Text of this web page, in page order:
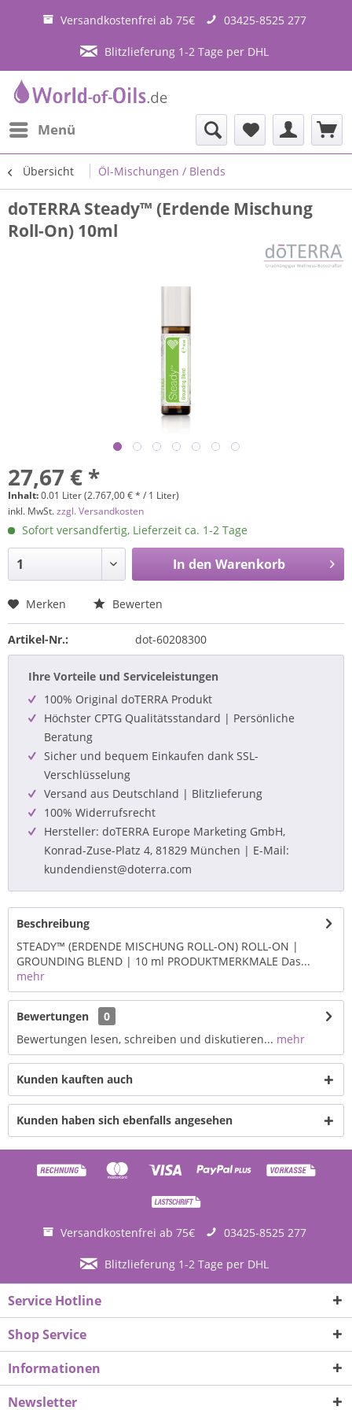
Versandkostenfrei ab 75€ 03425-8525 277
Blitzlieferung 1-2 Tage per DHL
Menü
Übersicht Öl-Mischungen / Blends
doTERRA Steady™ (Erdende Mischung
Roll-On) 10ml
27,67 € *
Inhalt:0.01 Liter (2.767,00 € * / 1 Liter)
inkl. MwSt.zzgl. Versandkosten
Sofort versandfertig, Lieferzeit ca. 1-2 Tage
In den Warenkorb
Merken Bewerten
Artikel-Nr.: dot-60208300
Ihre Vorteile und Serviceleistungen
100% Original doTERRA Produkt
Höchster CPTG Qualitätsstandard | Persönliche
Beratung
Sicher und bequem Einkaufen dank SSL-
Verschlüsselung
Versand aus Deutschland | Blitzlieferung
100% Widerrufsrecht
Hersteller: doTERRA Europe Marketing GmbH,
Konrad-Zuse-Platz 4, 81829 München | E-Mail:
kundendienst@doterra.com
Beschreibung
STEADY™ (ERDENDE MISCHUNG ROLL-ON) ROLL-ON |
GROUNDING BLEND | 10 ml PRODUKTMERKMALE Das...
mehr
Bewertungen
0
Bewertungen lesen, schreiben und diskutieren... mehr
Kunden kauften auch
Kunden haben sich ebenfalls angesehen
Versandkostenfrei ab 75€ 03425-8525 277
Blitzlieferung 1-2 Tage per DHL
Service Hotline
Shop Service
Informationen
Newsletter